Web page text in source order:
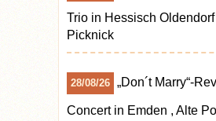
Trio in Hessisch Oldendorf
Picknick
28/08/26 „Don´t Marry“-
Concert in Emden , Alte